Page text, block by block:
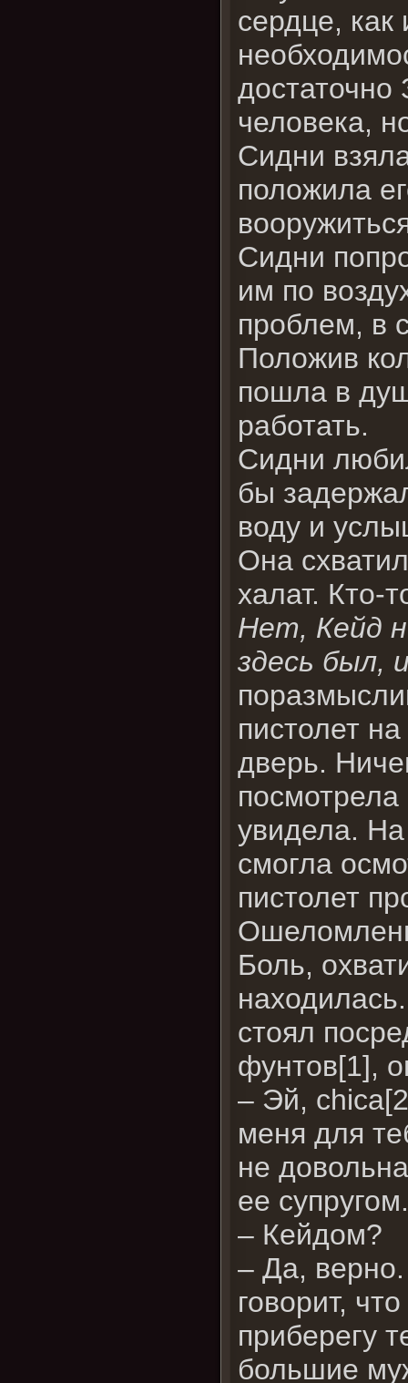
сердце, как
достаточно
человека,
Сидни
положила
Сидни
им по
проблем, в
Положив
пошла в
работать.
Сидни
бы
воду и
Она
халат. Кто-
Нет, Кейд
здесь был,
пистолет
дверь.
посмотрела
увидела.
смогла
пистолет
Боль,
стоял
фунтов[1],
– Эй,
меня для
не
ее
– Кейдом?
– Да,
говорит,
приберегу
большие